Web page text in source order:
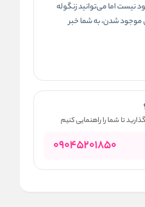
نیست اما می‌توانید زنگوله
موجود شدن، به شما خبر
تا شما را راهنمایی کنیم
09045201850